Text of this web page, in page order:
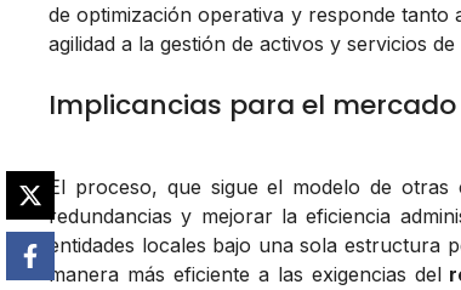
de optimización operativa y responde tanto
agilidad a la gestión de activos y servicios de
Implicancias para el
El proceso, que sigue el modelo de
redundancias y mejorar la eficiencia
entidades locales bajo una sola estructura
manera más eficiente a las exigencias del